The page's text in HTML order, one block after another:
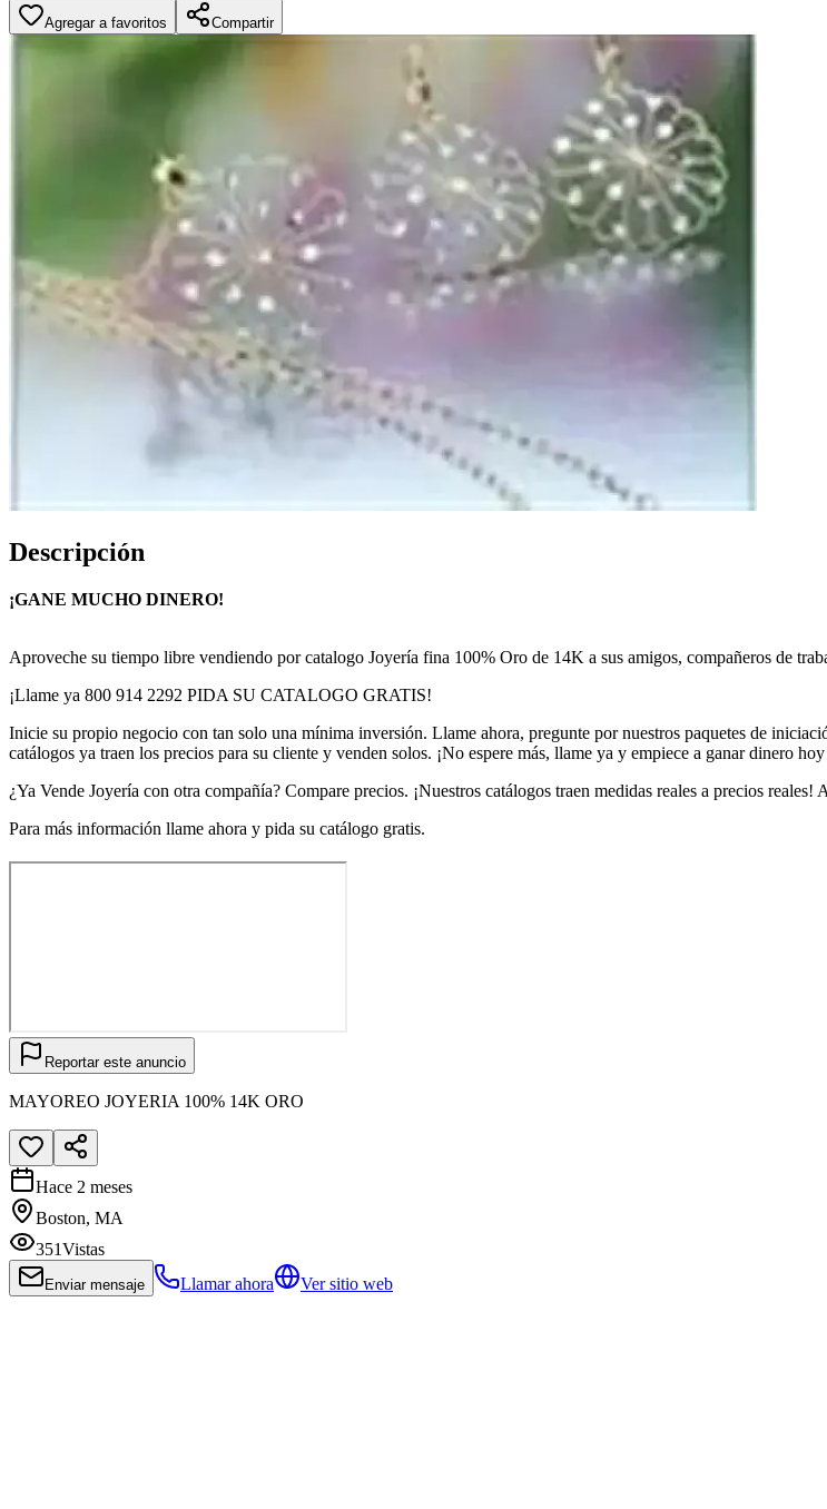
Agregar a favoritos Compartir
Descripción
¡GANE MUCHO DINERO!
Aproveche su tiempo libre vendiendo por catalogo Joyería fina 100% Oro de 14K a sus amigos, compañeros de
¡Llame ya 800 914 2292 PIDA SU CATALOGO GRATIS!
Inicie su propio negocio con tan solo una mínima inversión. Llame ahora, pregunte por nuestros paquetes de
catálogos ya traen los precios para su cliente y venden solos. ¡No espere más, llame ya y empiece a ganar dinero
¿Ya Vende Joyería con otra compañía? Compare precios. ¡Nuestros catálogos traen medidas reales a precios
Para más información llame ahora y pida su catálogo gratis.
Reportar este anuncio
MAYOREO JOYERIA 100% 14K ORO
Hace 2 meses
Boston, MA
351Vistas
Enviar mensaje Llamar ahora Ver sitio web